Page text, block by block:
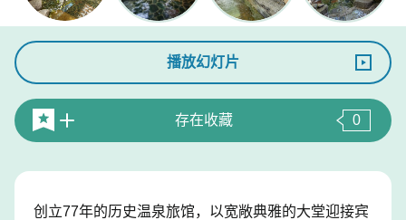
播放幻灯片
存在收藏 0
创立77年的历史温泉旅馆，以宽敞典雅的大堂迎接宾